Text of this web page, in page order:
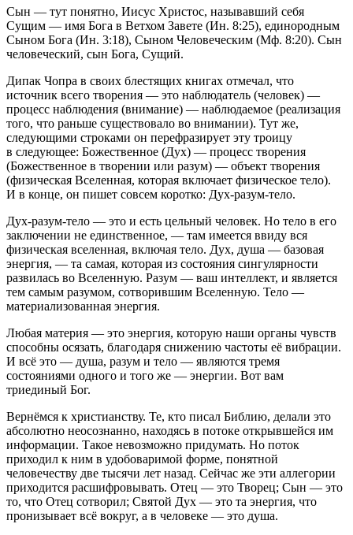
Сын — тут понятно, Иисус Христос, называвший себя
Сущим — имя Бога в Ветхом Завете (Ин. 8:25), единородным
Сыном Бога (Ин. 3:18), Сыном Человеческим (Мф. 8:20). Сын
человеческий, сын Бога, Сущий.
Дипак Чопра в своих блестящих книгах отмечал, что
источник всего творения — это наблюдатель (человек) —
процесс наблюдения (внимание) — наблюдаемое (реализация
того, что раньше существовало во внимании). Тут же,
следующими строками он перефразирует эту троицу
в следующее: Божественное (Дух) — процесс творения
(Божественное в творении или разум) — объект творения
(физическая Вселенная, которая включает физическое тело).
И в конце, он пишет совсем коротко: Дух-разум-тело.
Дух-разум-тело — это и есть цельный человек. Но тело в его
заключении не единственное, — там имеется ввиду вся
физическая вселенная, включая тело. Дух, душа — базовая
энергия, — та самая, которая из состояния сингулярности
развилась во Вселенную. Разум — ваш интеллект, и является
тем самым разумом, сотворившим Вселенную. Тело —
материализованная энергия.
Любая материя — это энергия, которую наши органы чувств
способны осязать, благодаря снижению частоты её вибрации.
И всё это — душа, разум и тело — являются тремя
состояниями одного и того же — энергии. Вот вам
триединый Бог.
Вернёмся к христианству. Те, кто писал Библию, делали это
абсолютно неосознанно, находясь в потоке открывшейся им
информации. Такое невозможно придумать. Но поток
приходил к ним в удобоваримой форме, понятной
человечеству две тысячи лет назад. Сейчас же эти аллегории
приходится расшифровывать. Отец — это Творец; Сын — это
то, что Отец сотворил; Святой Дух — это та энергия, что
пронизывает всё вокруг, а в человеке — это душа.